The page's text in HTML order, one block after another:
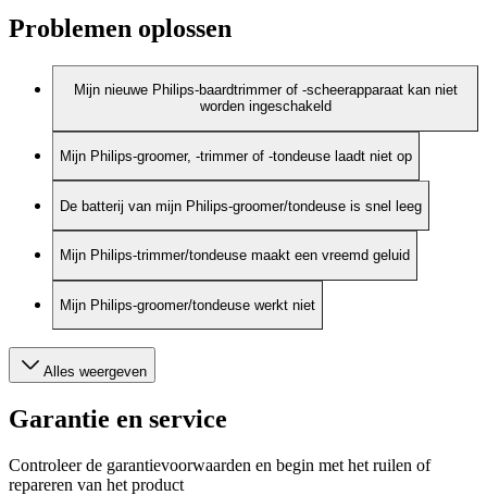
Problemen oplossen
Mijn nieuwe Philips-baardtrimmer of -scheerapparaat kan niet
worden ingeschakeld
Mijn Philips-groomer, -trimmer of -tondeuse laadt niet op
De batterij van mijn Philips-groomer/tondeuse is snel leeg
Mijn Philips-trimmer/tondeuse maakt een vreemd geluid
Mijn Philips-groomer/tondeuse werkt niet
Alles weergeven
Garantie en service
Controleer de garantievoorwaarden en begin met het ruilen of
repareren van het product